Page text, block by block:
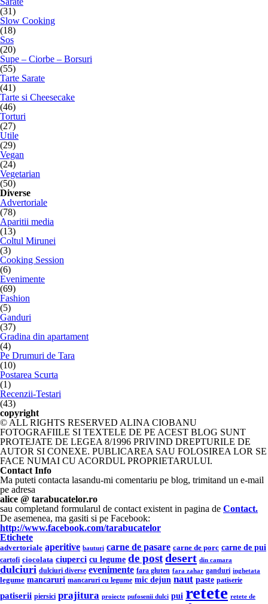
(31)
Slow Cooking
(18)
Sos
(20)
Supe – Ciorbe – Borsuri
(55)
Tarte Sarate
(41)
Tarte si Cheesecake
(46)
Torturi
(27)
Utile
(29)
Vegan
(24)
Vegetarian
(50)
Diverse
Advertoriale
(78)
Aparitii media
(13)
Coltul Mirunei
(3)
Cooking Session
(6)
Evenimente
(69)
Fashion
(5)
Ganduri
(37)
Gradina din apartament
(4)
Pe Drumuri de Tara
(10)
Postarea Scurta
(1)
Recenzii-Testari
(43)
copyright
© ALL RIGHTS RESERVED ALINA CIOBANU
FOTOGRAFIILE SI TEXTELE DE PE ACEST BLOG SUNT
PROTEJATE DE LEGEA 8/1996 PRIVIND DREPTURILE DE
AUTOR SI CONEXE. PUBLICAREA SAU FOLOSIREA LOR SE
FACE NUMAI CU ACORDUL PROPRIETARULUI.
Contact Info
Ma puteti contacta lasandu-mi comentariu pe blog, trimitand un e-mail
pe adresa
alice @ tarabucatelor.ro
sau completand formularul de contact existent in pagina de Contact.
De asemenea, ma gasiti si pe Facebook:
http://www.facebook.com/tarabucatelor
Etichete
advertoriale aperitive bauturi carne de pasare carne de porc carne de pui
cartofi ciocolata ciuperci cu legume de postdesert din camara
dulciuri dulciuri diverse evenimente fara gluten fara zahar ganduri inghetata
legume mancaruri mancaruri cu legume mic dejun naut paste patiserie
patiserii piersici prajitura proiecte pufosenii dulci pui retete retete de